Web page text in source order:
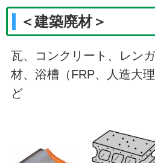
＜建築廃材＞
瓦、コンクリート、レン
材、浴槽（FRP、人造大
ど